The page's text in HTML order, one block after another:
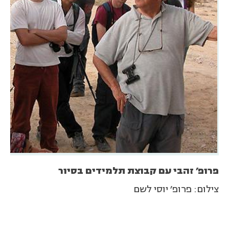
פרופ׳ זהבי עם קבוצת תלמידים בסיור
צילום: פרופ׳ יוסי לשם